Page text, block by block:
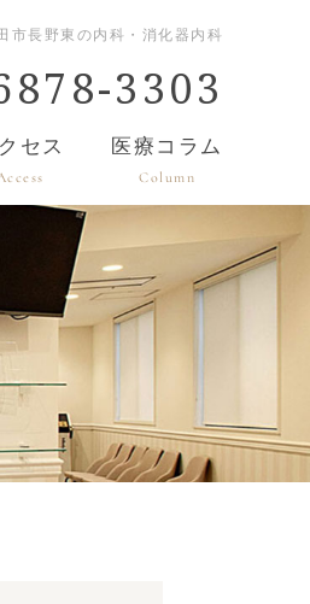
市長野東の内科・消化器内科
3303
セス 医療コラム
Column